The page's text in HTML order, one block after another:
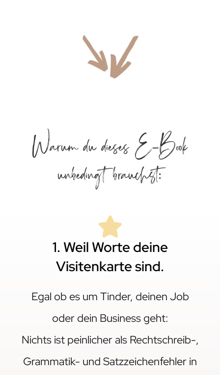
Warum du dieses E-Book
unbedingt brauchst:
1. Weil Worte deine
Visitenkarte sind.
Egal ob es um Tinder, deinen Job
oder dein Business geht:
Nichts ist peinlicher als Rechtschreib-,
Grammatik- und Satzzeichenfehler in